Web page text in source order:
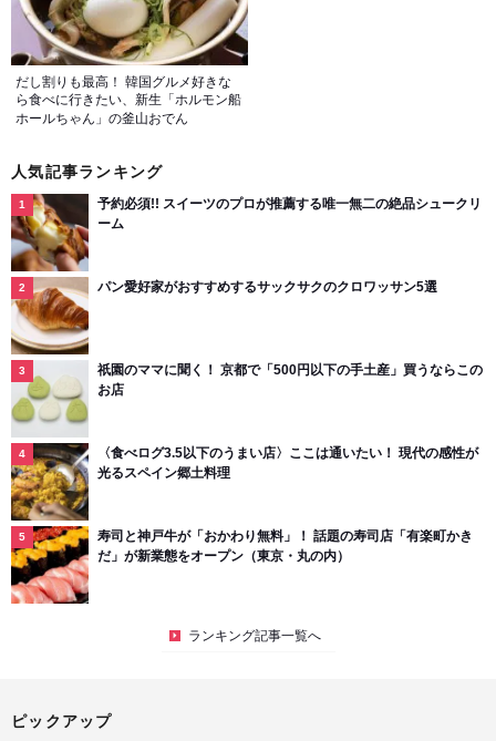
だし割りも最高！ 韓国グルメ好きな
ら食べに行きたい、新生「ホルモン船
ホールちゃん」の釜山おでん
人気記事ランキング
予約必須!! スイーツのプロが推薦する唯一無二の絶品シュークリ
ーム
パン愛好家がおすすめするサックサクのクロワッサン5選
祇園のママに聞く！ 京都で「500円以下の手土産」買うならこの
お店
〈食べログ3.5以下のうまい店〉ここは通いたい！ 現代の感性が
光るスペイン郷土料理
寿司と神戸牛が「おかわり無料」！ 話題の寿司店「有楽町かき
だ」が新業態をオープン（東京・丸の内）
ランキング記事一覧へ
ピックアップ